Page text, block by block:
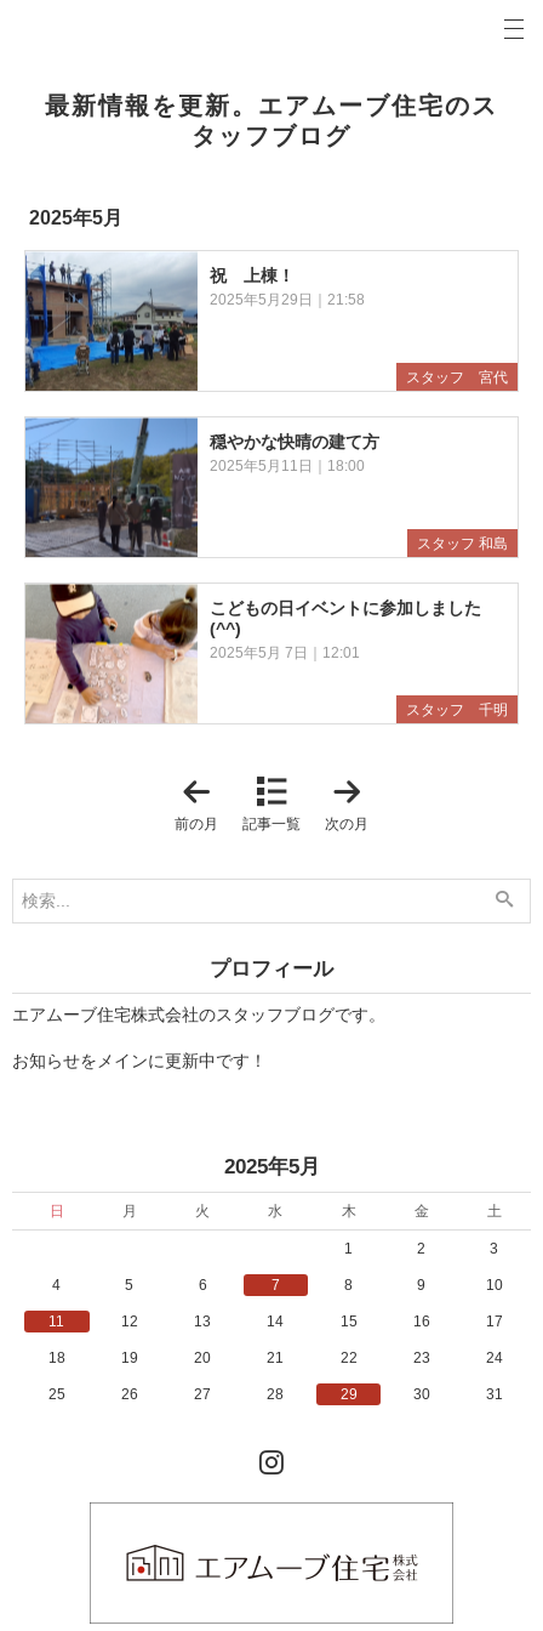
2025年5月
最新情報を更新。エアムーブ住宅のス
タッフブログ
スタッフ 宮代
祝 上棟！
2025年5月29日｜21:58
スタッフ 和島
穏やかな快晴の建て方
2025年5月11日｜18:00
スタッフ 千明
こどもの日イベントに参加しました
(^^)
2025年5月 7日｜12:01
4
前の月 記事一覧
6
次の月
プロフィール
エアムーブ住宅株式会社のスタッフブログです。
お知らせをメインに更新中です！
2025年5月
日 月 火 水 木 金 土
1 2 3
4 5 6 7 8 9 10
11 12 13 14 15 16 17
18 19 20 21 22 23 24
25 26 27 28 29 30 31